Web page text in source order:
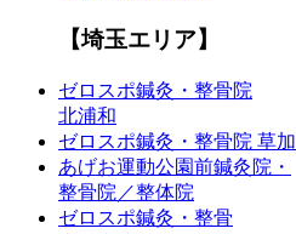
【埼玉エリア】
ゼロスポ鍼灸・整骨院
北浦和
ゼロスポ鍼灸・整骨院 草加
あげお運動公園前鍼灸院・
整骨院／整体院
ゼロスポ鍼灸・整骨